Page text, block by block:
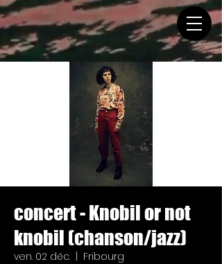
concert - Knobil or not
knobil (chanson/jazz)
ven. 02 déc. Fribourg